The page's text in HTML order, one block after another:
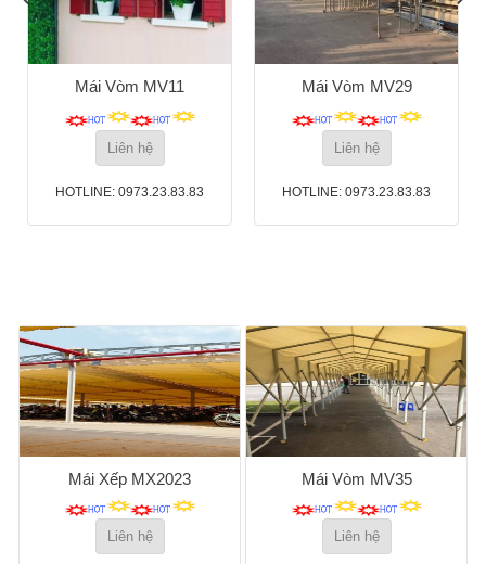
Mái Vòm MV11
Liên hệ
HOTLINE: 0973.23.83.83
Mái Vòm MV29
Liên hệ
HOTLINE: 0973.23.83.83
Mái Xếp MX2023
Liên hệ
Mái Vòm MV35
Liên hệ